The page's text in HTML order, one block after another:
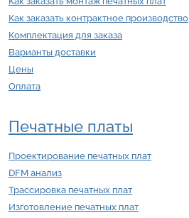
Как заказать контрактное производство
Комплектация для заказа
Варианты доставки
Цены
Оплата
Печатные платы
Проектирование печатных плат
DFM анализ
Трассировка печатных плат
Изготовление печатных плат